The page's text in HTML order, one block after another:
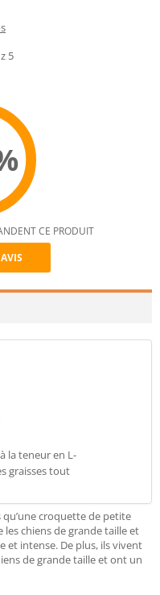
5
CE PRODUIT
la teneur en L-
graisses tout
croquette de petite
les chiens de grande taille et
et intense. De plus, ils vivent
de grande taille et ont un